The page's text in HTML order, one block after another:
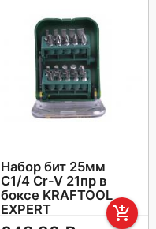
Набор бит 25мм
С1/4 Cr-V 21пр в
боксе KRAFTOOL
EXPERT
add_shopping_cart